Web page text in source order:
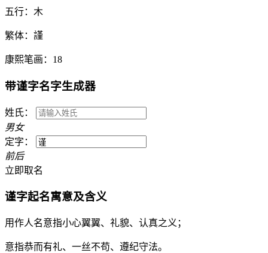
五行： 木
繁体： 謹
康熙笔画： 18
带谨字名字生成器
姓氏：
男女
定字：
前后
立即取名
谨字起名寓意及含义
用作人名意指小心翼翼、礼貌、认真之义；
意指恭而有礼、一丝不苟、遵纪守法。